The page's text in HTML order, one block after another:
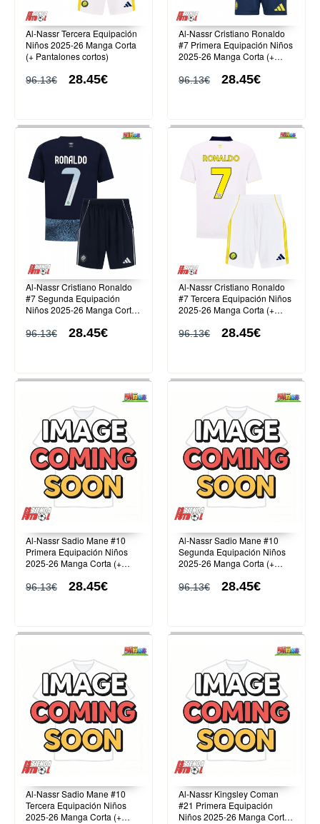
Al-Nassr Tercera Equipación
Niños 2025-26 Manga Corta
(+ Pantalones cortos)
96.13€ 28.45€
Al-Nassr Cristiano Ronaldo
#7 Primera Equipación Niños
2025-26 Manga Corta (+
96.13€ 28.45€
Al-Nassr Cristiano Ronaldo
#7 Segunda Equipación
Niños 2025-26 Manga Corta
96.13€ 28.45€
Al-Nassr Cristiano Ronaldo
#7 Tercera Equipación Niños
2025-26 Manga Corta (+
96.13€ 28.45€
Al-Nassr Sadio Mane #10
Primera Equipación Niños
2025-26 Manga Corta (+
96.13€ 28.45€
Al-Nassr Sadio Mane #10
Segunda Equipación Niños
2025-26 Manga Corta (+
96.13€ 28.45€
Al-Nassr Sadio Mane #10
Tercera Equipación Niños
2025-26 Manga Corta (+
Al-Nassr Kingsley Coman
#21 Primera Equipación
Niños 2025-26 Manga Corta